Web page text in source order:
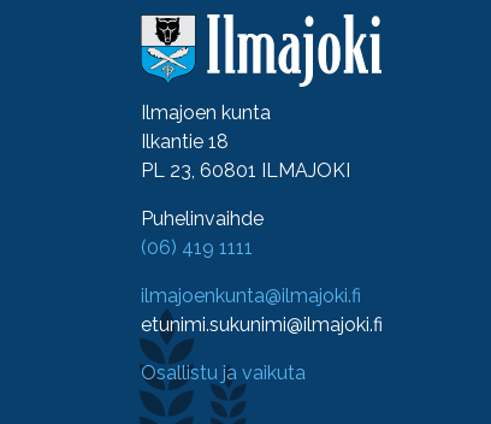
Ilmajoen kunta
Ilkantie 18
PL 23, 60801 ILMAJOKI
Puhelinvaihde
(06) 419 1111
ilmajoenkunta@ilmajoki.fi
etunimi.sukunimi@ilmajoki.fi
Osallistu ja vaikuta